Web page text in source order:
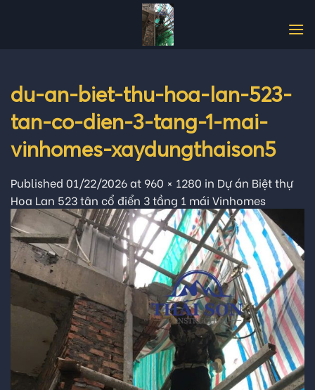
du-an-biet-thu-hoa-lan-523-
tan-co-dien-3-tang-1-mai-
vinhomes-xaydungthaison5
Published 01/22/2026at 960 × 1280 in Dự án Biệt thự
Hoa Lan 523 tân cổ điển 3 tầng 1 mái Vinhomes